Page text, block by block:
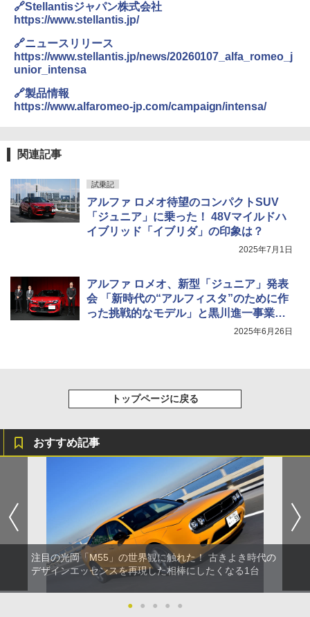
🔗Stellantisジャパン株式会社
https://www.stellantis.jp/
🔗ニュースリリース
https://www.stellantis.jp/news/20260107_alfa_romeo_j
unior_intensa
🔗製品情報
https://www.alfaromeo-jp.com/campaign/intensa/
関連記事
試乗記
アルファ ロメオ待望のコンパクトSUV
「ジュニア」に乗った！ 48Vマイルドハ
イブリッド「イブリダ」の印象は？
2025年7月1日
アルファ ロメオ、新型「ジュニア」発表
会 「新時代の“アルフィスタ”のために作
った挑戦的なモデル」と黒川進一事業部
2025年6月26日
トップページに戻る
おすすめ記事
注目の光岡「M55」の世界観に触れた！ 古きよき時代の
デザインエッセンスを再現した相棒にしたくなる1台
● ● ● ● ●